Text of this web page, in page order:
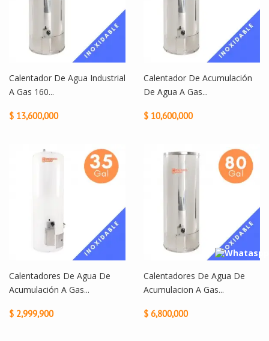
Calentador De Agua Industrial
A Gas 160...
$ 13,600,000
Calentador De Acumulación
De Agua A Gas...
$ 10,600,000
Calentadores De Agua De
Acumulación A Gas...
$ 2,999,900
Calentadores De Agua De
Acumulacion A Gas...
$ 6,800,000